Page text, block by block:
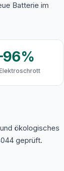
Batterie im
ökologisches
geprüft.